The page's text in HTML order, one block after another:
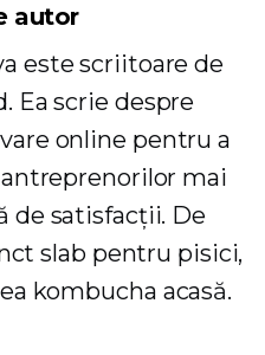
autor
este scriitoare de
Ea scrie despre
online pentru a
mai
de satisfacții. De
slab pentru pisici,
kombucha acasă.